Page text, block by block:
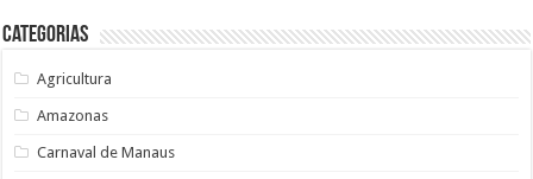
Categorias
Agricultura
Amazonas
Carnaval de Manaus